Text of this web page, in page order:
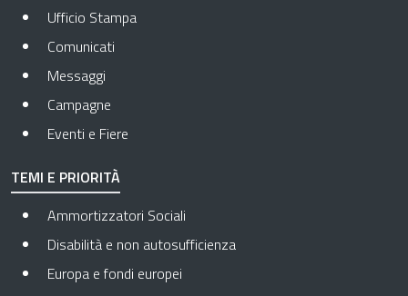
Ufficio Stampa
Comunicati
Messaggi
Campagne
Eventi e Fiere
TEMI E PRIORITÀ
Ammortizzatori Sociali
Disabilità e non autosufficienza
Europa e fondi europei